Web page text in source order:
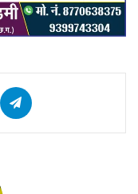
WhatsApp